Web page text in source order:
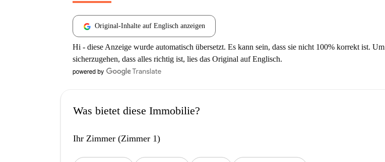
Original-Inhalte auf Englisch anzeigen
Hi - diese Anzeige wurde automatisch übersetzt. Es kann sein, dass sie nicht 100% korrekt ist. Um
sicherzugehen, dass alles richtig ist, lies das Original auf Englisch.
Was bietet diese Immobilie?
Ihr Zimmer (Zimmer 1)